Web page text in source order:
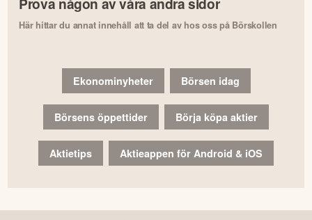
Här hittar du annat innehåll att ta del av hos oss på Börskollen
Ekonominyheter Börsen idag
Börsens öppettider Börja köpa aktier
Aktietips Aktieappen för Android & iOS